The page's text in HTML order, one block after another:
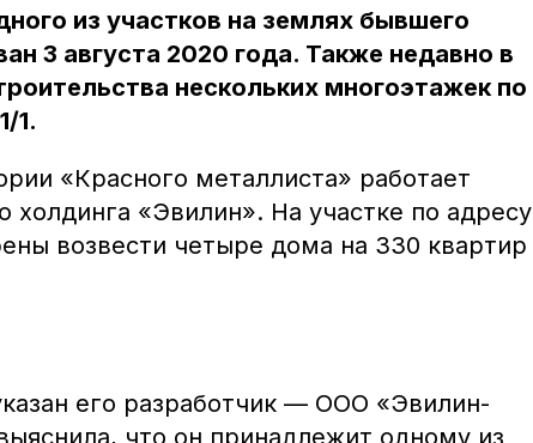
из участков на землях бывшего
3 августа 2020 года. Также недавно в
нескольких многоэтажек по
1.
«Красного металлиста» работает
холдинга «Эвилин». На участке по адресу
возвести четыре дома на 330 квартир
его разработчик — ООО «Эвилин-
что он принадлежит одному из